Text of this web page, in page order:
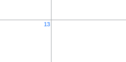
13